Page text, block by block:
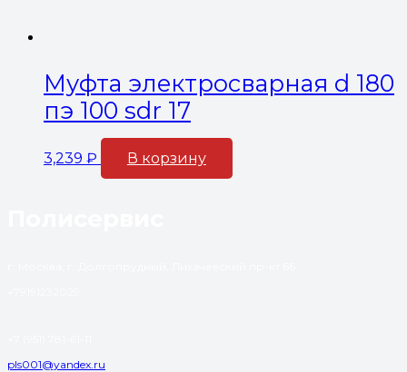
Муфта электросварная d 180
пэ 100 sdr 17
3,239 ₽ В корзину
pls001@yandex.ru